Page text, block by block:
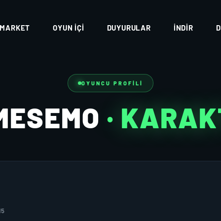
MARKET OYUN İÇI DUYURULAR İNDIR
OYUNCU PROFILI
·